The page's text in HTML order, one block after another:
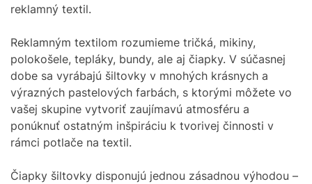
reklamný textil.
Reklamným textilom rozumieme tričká, mikiny,
polokošele, tepláky, bundy, ale aj čiapky. V súčasnej
dobe sa vyrábajú šiltovky v mnohých krásnych a
výrazných pastelových farbách, s ktorými môžete vo
vašej skupine vytvoriť zaujímavú atmosféru a
ponúknuť ostatným inšpiráciu k tvorivej činnosti v
rámci potlače na textil.
Čiapky šiltovky disponujú jednou zásadnou výhodou –